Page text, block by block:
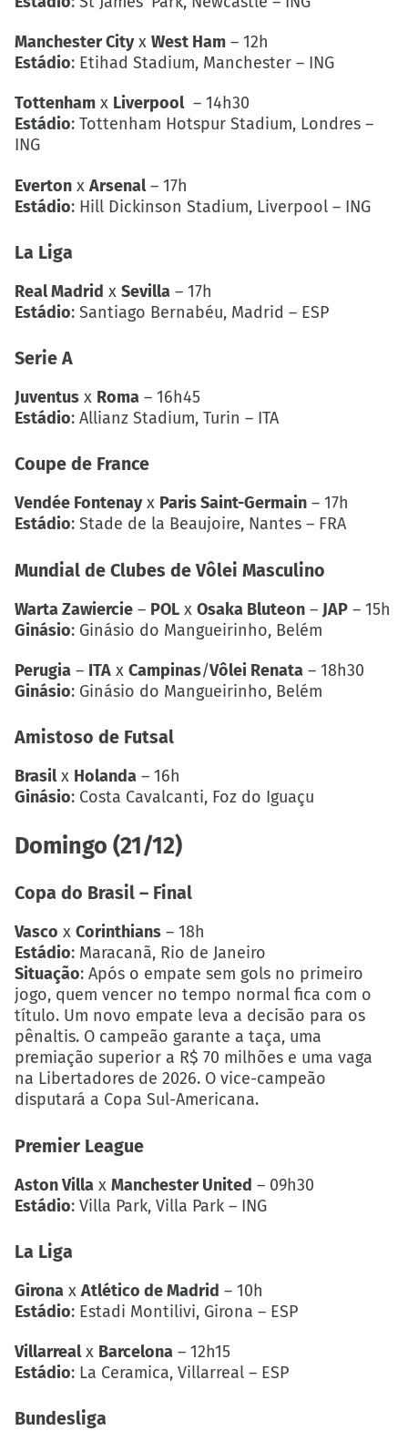
Manchester Cityx West Ham – 12h
Estádio: Etihad Stadium, Manchester – ING
Tottenham x Liverpool– 14h30
Estádio: Tottenham Hotspur Stadium, Londres –
ING
Everton x Arsenal– 17h
Estádio: Hill Dickinson Stadium, Liverpool – ING
La Liga
Real Madrid x Sevilla – 17h
Estádio: Santiago Bernabéu, Madrid – ESP
Serie A
Juventus x Roma – 16h45
Estádio: Allianz Stadium, Turin – ITA
Coupe de France
Vendée Fontenayx Paris Saint-Germain – 17h
Estádio: Stade de la Beaujoire, Nantes – FRA
Mundial de Clubes de Vôlei Masculino
Warta Zawiercie – POL x Osaka Bluteon – JAP – 15h
Ginásio: Ginásio do Mangueirinho, Belém
Perugia – ITA x Campinas/Vôlei Renata – 18h30
Ginásio: Ginásio do Mangueirinho, Belém
Amistoso de Futsal
Brasilx Holanda – 16h
Ginásio: Costa Cavalcanti, Foz do Iguaçu
Domingo (21/12)
Copa do Brasil – Final
Vasco x Corinthians – 18h
Estádio: Maracanã, Rio de Janeiro
Situação: Após o empate sem gols no primeiro
jogo, quem vencer no tempo normal fica com o
título. Um novo empate leva a decisão para os
pênaltis. O campeão garante a taça, uma
premiação superior a R$ 70 milhões e uma vaga
na Libertadores de 2026. O vice-campeão
disputará a Copa Sul-Americana.
Premier League
Aston Villa x Manchester United – 09h30
Estádio: Villa Park, Villa Park – ING
La Liga
Girona x Atlético de Madrid – 10h
Estádio: Estadi Montilivi, Girona – ESP
Villarrealx Barcelona – 12h15
Estádio: La Ceramica, Villarreal – ESP
Bundesliga